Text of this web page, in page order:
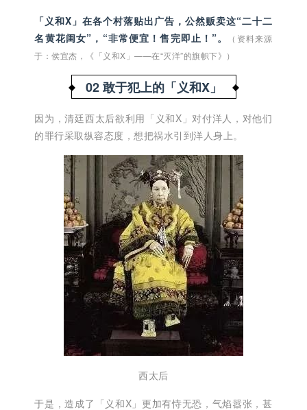
「义和X」在各个村落贴出广告，公然贩卖这“二十二
名黄花闺女”，“非常便宜！售完即止！”。
（资料来源
于：侯宜杰，《「义和X」——在“灭洋”的旗帜下》）
02 敢于犯上的「义和X」
因为，清廷西太后欲利用「义和X」对付洋人，对他们
的罪行采取纵容态度，想把祸水引到洋人身上。
西太后
于是，造成了「义和X」更加有恃无恐，气焰嚣张，甚